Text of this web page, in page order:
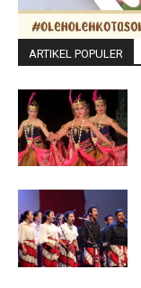
ARTIKEL POPULER